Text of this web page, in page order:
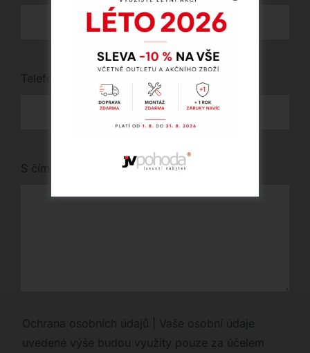
Telefon
S čím vám můžeme pomoci?
Ochrana osobních údajů | Vaše osobní údaje
uvedené výše budou využity pouze za účelem